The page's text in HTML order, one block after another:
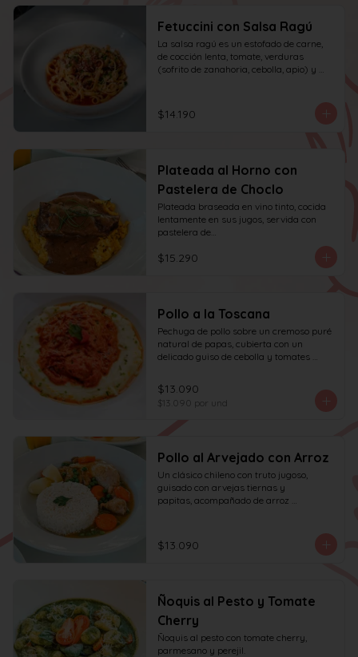
Fetuccini con Salsa Ragú
La salsa ragú es un estofado de carne,
de cocción lenta, tomate, verduras
(sofrito de zanahoria, cebolla, apio) y
$14.190
Plateada al Horno con
Pastelera de Choclo
Plateada braseada en vino tinto, cocida
lentamente en sus jugos, servida con
pastelera de
$15.290
Pollo a la Toscana
Pechuga de pollo sobre un cremoso puré
natural de papas, cubierta con un
delicado guiso de cebolla y tomates
blanco y fondo de verduras.
$13.090
$13.090 por und
Pollo al Arvejado con Arroz
Un clásico chileno con truto jugoso,
guisado con arvejas tiernas y
papitas, acompañado de arroz
$13.090
Ñoquis al Pesto y Tomate
Cherry
Ñoquis al pesto con tomate cherry,
parmesano y perejil.